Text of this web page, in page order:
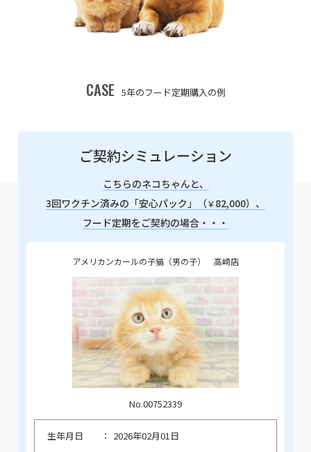
CASE 5年のフード定期購入の例
ご契約シミュレーション
こちらのネコちゃんと、
3回ワクチン済みの「安心パック」（￥82,000）、
フード定期をご契約の場合・・・
アメリカンカールの子猫（男の子） 高崎店
No.00752339
生年月日
2026年02月01日